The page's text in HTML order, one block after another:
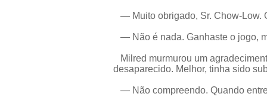
— Muito obrigado, Sr. Chow-Low.
— Não é nada. Ganhaste o jogo,
Milred murmurou um
desaparecido. Melhor, tinha sido
— Não compreendo. Quando